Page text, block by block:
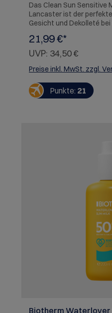
Das Clean Sun Sensitive
Lancaster ist der
Gesicht und Dekolleté
leichten, ölfreien Textur,
ohne zu kleben. Dank
Technologie bietet das
Schutz – vor sichtbarem
Formulierung dank
die Haut, pflegt sie und
21,99 €*
UVP: 34,50 €
Preise inkl. MwSt. zzgl.
Punkte: 21
Biotherm Waterlover